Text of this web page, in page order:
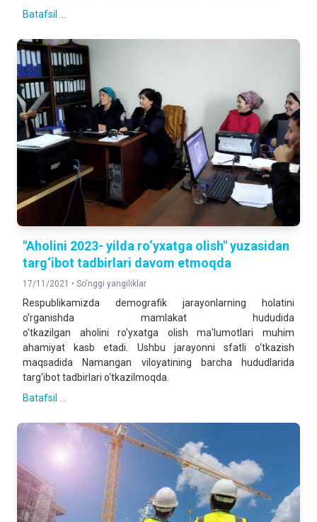
Batafsil ...
"Aholini 2023- yilda ro‘yxatga olish" yuzasidan
targ‘ibot tadbirlari davom etmoqda
17/11/2021 • So'nggi yangiliklar
Respublikamizda demografik jarayonlarning holatini
o'rganishda mamlakat hududida
o'tkazilgan aholini ro'yxatga olish ma'lumotlari muhim
ahamiyat kasb etadi. Ushbu jarayonni sfatli o‘tkazish
maqsadida Namangan viloyatining barcha hududlarida
targ'ibot tadbirlari o‘tkazilmoqda.
Batafsil ...